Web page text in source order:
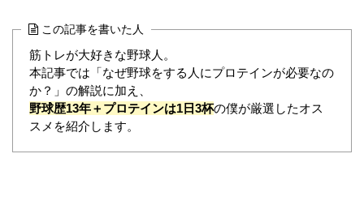
この記事を書いた人
筋トレが大好きな野球人。
本記事では「なぜ野球をする人にプロテインが必要なの
か？」の解説に加え、
野球歴13年＋プロテインは1日3杯の僕が厳選したオス
スメを紹介します。